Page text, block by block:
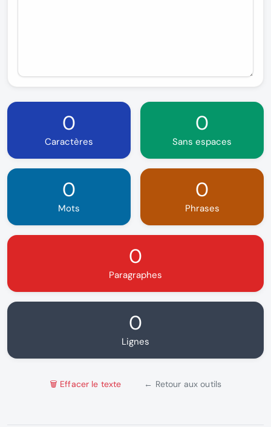
0
Caractères
0
Sans espaces
0
Mots
0
Phrases
0
Paragraphes
0
Lignes
🗑️ Effacer le texte ← Retour aux outils